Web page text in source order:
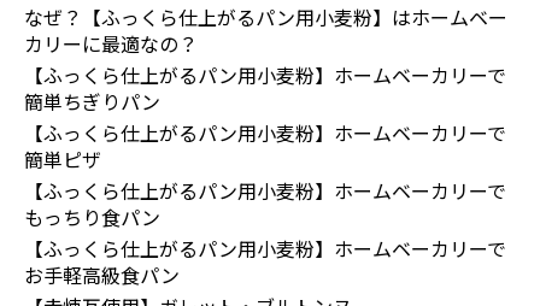
なぜ？【ふっくら仕上がるパン用小麦粉】はホームベー
カリーに最適なの？
【ふっくら仕上がるパン用小麦粉】ホームベーカリーで
簡単ちぎりパン
【ふっくら仕上がるパン用小麦粉】ホームベーカリーで
簡単ピザ
【ふっくら仕上がるパン用小麦粉】ホームベーカリーで
もっちり食パン
【ふっくら仕上がるパン用小麦粉】ホームベーカリーで
お手軽高級食パン